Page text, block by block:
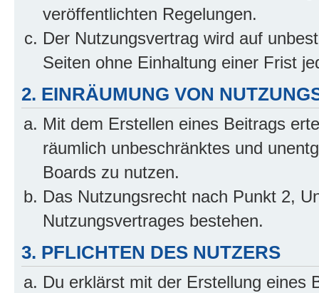
veröffentlichten Regelungen.
Der Nutzungsvertrag wird auf
Seiten ohne Einhaltung einer Frist
2. EINRÄUMUNG VON
Mit dem Erstellen eines Beitrags
räumlich unbeschränktes und
Boards zu nutzen.
Das Nutzungsrecht nach Punkt 2,
Nutzungsvertrages bestehen.
3. PFLICHTEN DES NUTZERS
Du erklärst mit der Erstellung eines